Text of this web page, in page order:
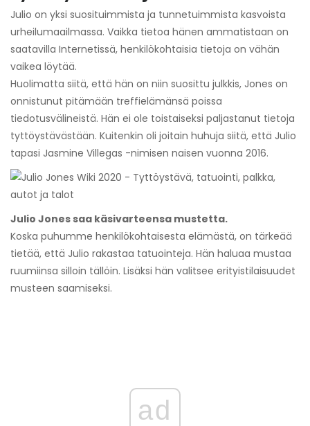
Julio on yksi suosituimmista ja tunnetuimmista kasvoista
urheilumaailmassa. Vaikka tietoa hänen ammatistaan ​​on
saatavilla Internetissä, henkilökohtaisia ​​tietoja on vähän
vaikea löytää.
Huolimatta siitä, että hän on niin suosittu julkkis, Jones on
onnistunut pitämään treffielämänsä poissa
tiedotusvälineistä. Hän ei ole toistaiseksi paljastanut tietoja
tyttöystävästään. Kuitenkin oli joitain huhuja siitä, että Julio
tapasi Jasmine Villegas -nimisen naisen vuonna 2016.
Julio Jones saa käsivarteensa mustetta.
Koska puhumme henkilökohtaisesta elämästä, on tärkeää
tietää, että Julio rakastaa tatuointeja. Hän haluaa mustaa
ruumiinsa silloin tällöin. Lisäksi hän valitsee erityistilaisuudet
musteen saamiseksi.
ad